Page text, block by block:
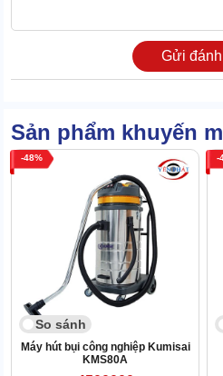
Nhiên liệu dùng để khởi chạy
không sinh ra khí thải. Đặc biệt,
1.4 Dây điện dài, bánh xe
dọn dẹp
Dây điện dài 8.5m, có thể cuộn lại
sẵn) phía sau máy. Khuyến khích
căng hay để bánh xe cán ngang qua
Gửi
Sản phẩm khuyến
48
So sánh
Máy hút bụi công nghiệp Kumisai
KMS80A